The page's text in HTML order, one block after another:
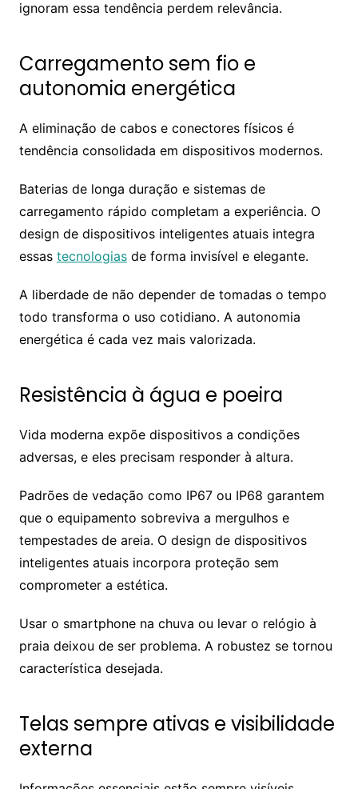
ignoram essa tendência perdem relevância.
Carregamento sem fio e
autonomia energética
A eliminação de cabos e conectores físicos é
tendência consolidada em dispositivos modernos.
Baterias de longa duração e sistemas de
carregamento rápido completam a experiência. O
design de dispositivos inteligentes atuais integra
essas tecnologiasde forma invisível e elegante.
A liberdade de não depender de tomadas o tempo
todo transforma o uso cotidiano. A autonomia
energética é cada vez mais valorizada.
Resistência à água e poeira
Vida moderna expõe dispositivos a condições
adversas, e eles precisam responder à altura.
Padrões de vedação como IP67 ou IP68 garantem
que o equipamento sobreviva a mergulhos e
tempestades de areia. O design de dispositivos
inteligentes atuais incorpora proteção sem
comprometer a estética.
Usar o smartphone na chuva ou levar o relógio à
praia deixou de ser problema. A robustez se tornou
característica desejada.
Telas sempre ativas e visibilidade
externa